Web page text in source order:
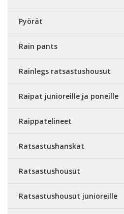
Pyörät
Rain pants
Rainlegs ratsastushousut
Raipat junioreille ja poneille
Raippatelineet
Ratsastushanskat
Ratsastushousut
Ratsastushousut junioreille